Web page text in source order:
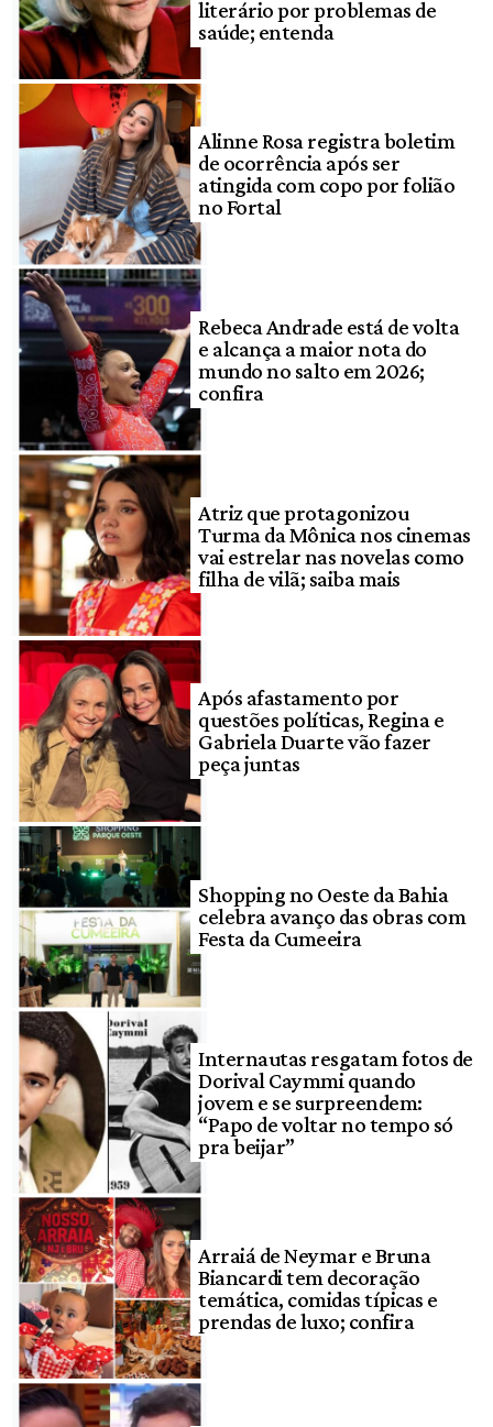
literário por problemas de
saúde; entenda
Alinne Rosa registra boletim
de ocorrência após ser
atingida com copo por folião
no Fortal
Rebeca Andrade está de volta
e alcança a maior nota do
mundo no salto em 2026;
confira
Atriz que protagonizou
Turma da Mônica nos cinemas
vai estrelar nas novelas como
filha de vilã; saiba mais
Após afastamento por
questões políticas, Regina e
Gabriela Duarte vão fazer
peça juntas
Shopping no Oeste da Bahia
celebra avanço das obras com
Festa da Cumeeira
Internautas resgatam fotos de
Dorival Caymmi quando
jovem e se surpreendem:
“Papo de voltar no tempo só
pra beijar”
Arraiá de Neymar e Bruna
Biancardi tem decoração
temática, comidas típicas e
prendas de luxo; confira